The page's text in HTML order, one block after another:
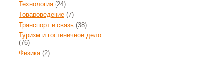
Технология (24)
Товароведение (7)
Транспорт и связь (38)
Туризм и гостиничное дело
(76)
Физика(2)